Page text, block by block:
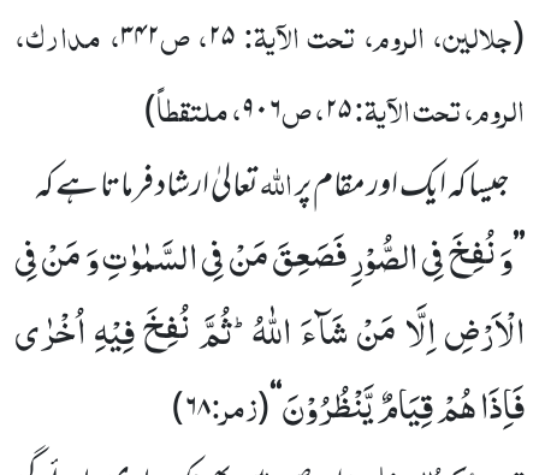
(جلالین، الروم، تحت الآیۃ:۲۵، ص۳۴۲، مدارک،
الروم، تحت الآیۃ:۲۵، ص۹۰۶، ملتقطاً)
جیسا کہ ایک اور مقام پراللہتعالیٰ ارشاد فرماتا ہے کہ
’’وَ نُفِخَ فِی الصُّوْرِ فَصَعِقَ مَنْ فِی السَّمٰوٰتِ وَ مَنْ فِی
الْاَرْضِ اِلَّا مَنْ شَآءَ اللّٰهُؕ-ثُمَّ نُفِخَ فِیْهِ اُخْرٰى
فَاِذَا هُمْ قِیَامٌ یَّنْظُرُوْنَ‘‘
(زمر:۶۸)